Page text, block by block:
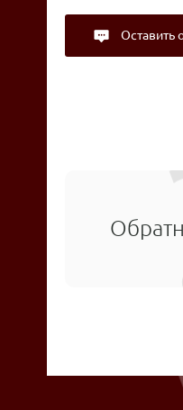
Оставить